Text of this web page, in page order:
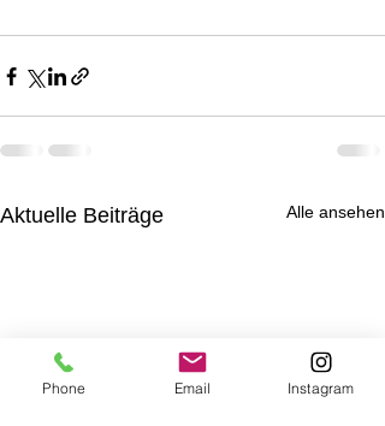
Aktuelle Beiträge Alle ansehen
Phone Email Instagram